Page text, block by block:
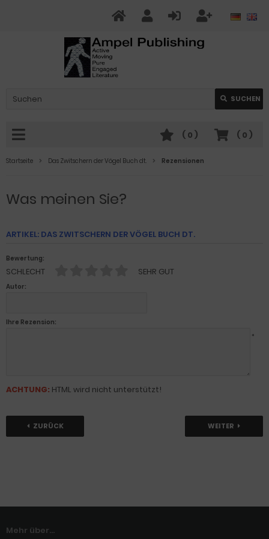
SUCHEN
( 0 )
( 0 )
Startseite Das Zwitschern der Vögel Buch dt. Rezensionen
Was meinen Sie?
ARTIKEL: DAS ZWITSCHERN DER VÖGEL BUCH DT.
Bewertung:
SCHLECHT SEHR GUT
Autor:
Ihre Rezension:
*
ACHTUNG: HTML wird nicht unterstützt!
ZURÜCK WEITER
Mehr über...